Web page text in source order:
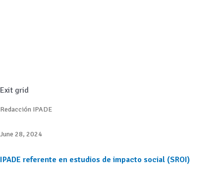
Exit grid
Redacción IPADE
June 28, 2024
IPADE referente en estudios de impacto social (SROI)